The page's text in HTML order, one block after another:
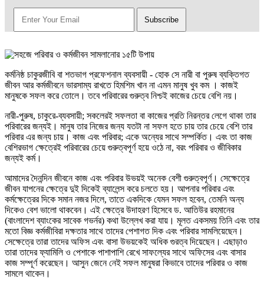
কর্মনিষ্ঠ চাকুরজীবি বা শতভাগ প্রফেশনাল ব্যবসায়ী - হোক সে নারী বা পুরুষ ব্যক্তিগত
জীবন আর কর্মজীবনে ভারসাম্য রাখতে হিমশিম খান না এমন মানুষ খুব কম । কাজই
মানুষকে সফল করে তোলে। তবে পরিবারের গুরুত্ব নিশ্চই কাজের চেয়ে বেশি নয়।
নারী-পুরুষ, চাকুরে-ব্যবসায়ী; সকলেরই সফলতা বা কাজের প্রতি নিরন্তর লেগে থাকা তার
পরিবারের জন্যই। মানুষ তার নিজের জন্য যতটা না সফল হতে চায় তার চেয়ে বেশি তার
পরিবার এর জন্য চায়। কাজ এবং পরিবার; একে অন্যের সাথে সম্পর্কিত। এবং তা কাজ
বেশিরভাগ ক্ষেত্রেই পরিবারের চেয়ে গুরুত্বপূর্ণ হয়ে ওঠে না, বরং পরিবার ও জীবিকার
জন্যই কর্ম।
আমাদের দৈনন্দিন জীবনে কাজ এবং পরিবার উভয়ই অনেক বেশী গুরুত্বপূর্ণ। সেক্ষেত্রে
জীবন যাপনের ক্ষেত্রে দুই দিকেই ব্যালেন্স করে চলতে হয়। আপনার পরিবার এবং
কর্মক্ষেত্রের দিকে সমান নজর দিলে, তাতে একদিকে যেমন সফল হবেন, তেমনি অন্য
দিকেও বেশ ভালো থাকবেন। এই ক্ষেত্রে উদাহরণ হিসেবে ড. আতিউর রহমানের
(বাংলাদেশ ব্যাংকের সাবেক গভর্নর) কথা উল্লেখ করা যায়। মূলত একসময় তিনি এবং তার
মতো বিজ্ঞ কর্মজীবিরা দক্ষতার সাথে তাদের পেশাগত দিক এবং পরিবার সামলিয়েছেন।
সেক্ষেত্রে তারা তাদের অফিস এবং বাসা উভয়কেই অধিক গুরত্ব দিয়েছেন। এছাড়াও
তারা তাদের ফ্যামিলি ও পেশাকে পাশাপাশি রেখে সাফল্যের সাথে অফিসের এবং বাসার
কাজ সম্পূর্ণ করেছেন। আসুন জেনে নেই সফল মানুষরা কিভাবে তাদের পরিবার ও কাজ
সামলে থাকেন।